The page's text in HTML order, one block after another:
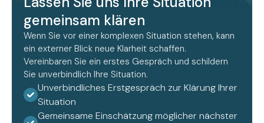
gemeinsam klären
Wenn Sie vor einer komplexen Situation stehen, kann
ein externer Blick neue Klarheit schaffen.
Vereinbaren Sie ein erstes Gespräch und schildern
Sie unverbindlich Ihre Situation.
Unverbindliches Erstgespräch zur Klärung Ihrer
Situation
Gemeinsame Einschätzung möglicher nächster